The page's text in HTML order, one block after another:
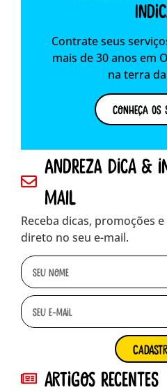
Contrate seus
mais de 30 anos em
na terra
Conheça os
andreza dica &
mail
Receba dicas, promoções
direto no seu e-mail.
Artigos Recentes